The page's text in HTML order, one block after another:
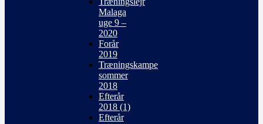
Malaga
uge 9 –
2020
Forår
2019
Træningskampe
sommer
2018
Efterår
2018 (1)
Efterår